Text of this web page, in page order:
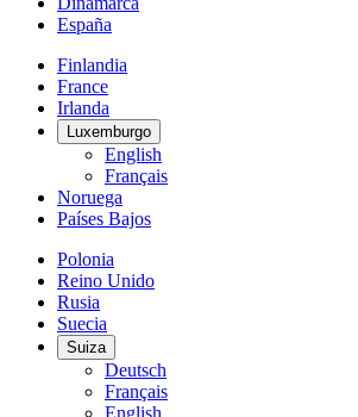
España
Finlandia
France
Irlanda
Luxemburgo
English
Français
Noruega
Países Bajos
Polonia
Reino Unido
Rusia
Suecia
Suiza
Deutsch
Français
English